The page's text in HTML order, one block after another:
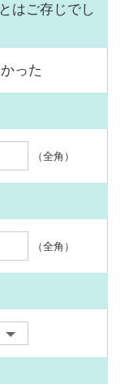
はご存じでし
った
（全角）
（全角）